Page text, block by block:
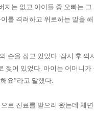
지는 없고 아이들 중 오빠는 그
를 격려하고 위로하는 말을
손을 잡고 있었다. 잠시 후 의
젖어 있었다. 아이는 어머니가
요”라고 말했다.
로 진료를 받으러 왔는데 체면